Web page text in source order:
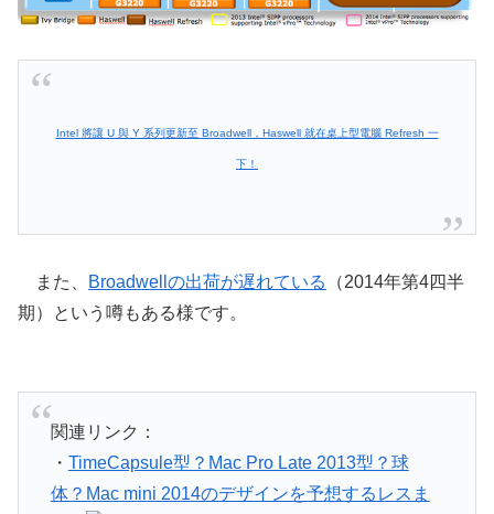
Intel 將讓 U 與 Y 系列更新至 Broadwell，Haswell 就在桌上型電腦 Refresh 一
下！
また、 Broadwellの出荷が遅れている
（2014年第4四半
期）という噂もある様です。
関連リンク：
・ TimeCapsule型？Mac Pro Late 2013型？球
体？Mac mini 2014のデザインを予想するレスま